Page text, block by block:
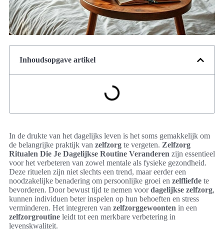
Inhoudsopgave artikel
In de drukte van het dagelijks leven is het soms gemakkelijk om
de belangrijke praktijk van zelfzorg te vergeten. Zelfzorg
Ritualen Die Je Dagelijkse Routine Veranderen zijn essentieel
voor het verbeteren van zowel mentale als fysieke gezondheid.
Deze rituelen zijn niet slechts een trend, maar eerder een
noodzakelijke benadering om persoonlijke groei en zelfliefde te
bevorderen. Door bewust tijd te nemen voordagelijkse zelfzorg,
kunnen individuen beter inspelen op hun behoeften en stress
verminderen. Het integreren van zelfzorggewoonten in een
zelfzorgroutine leidt tot een merkbare verbetering in
levenskwaliteit.